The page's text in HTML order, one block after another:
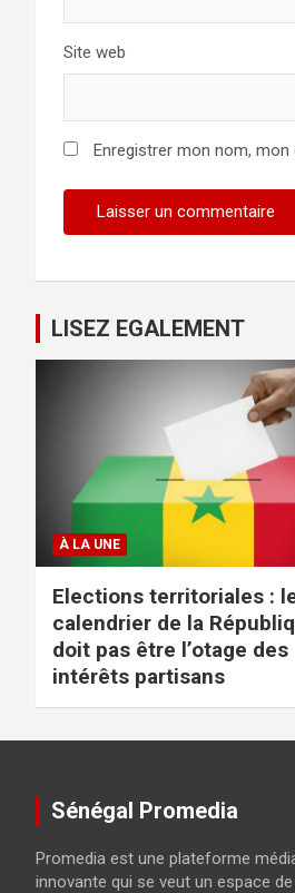
Site web
Enregistrer mon nom,
LISEZ EGALEMENT
À LA UNE
Elections territoriales :
calendrier de la
doit pas être l’otage des
intérêts partisans
Sénégal Promedia
Promedia est une plateforme
innovante qui se veut un espace